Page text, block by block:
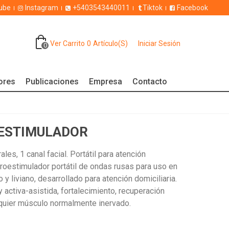
Instagram +5403543440011 Tiktok Facebook
0 Ver Carrito 0 Artículo(s) Iniciar Sesión
Publicaciones Empresa Contacto
1 canal facial. Portátil para atención
portátil de ondas rusas para uso en
liviano, desarrollado para atención domiciliaria.
activa-asistida, fortalecimiento, recuperación
músculo normalmente inervado.